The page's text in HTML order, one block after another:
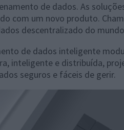
de dados. As
com um novo produto.
descentralizado do
de dados inteligente
inteligente e distribuída,
seguros e fáceis de gerir.